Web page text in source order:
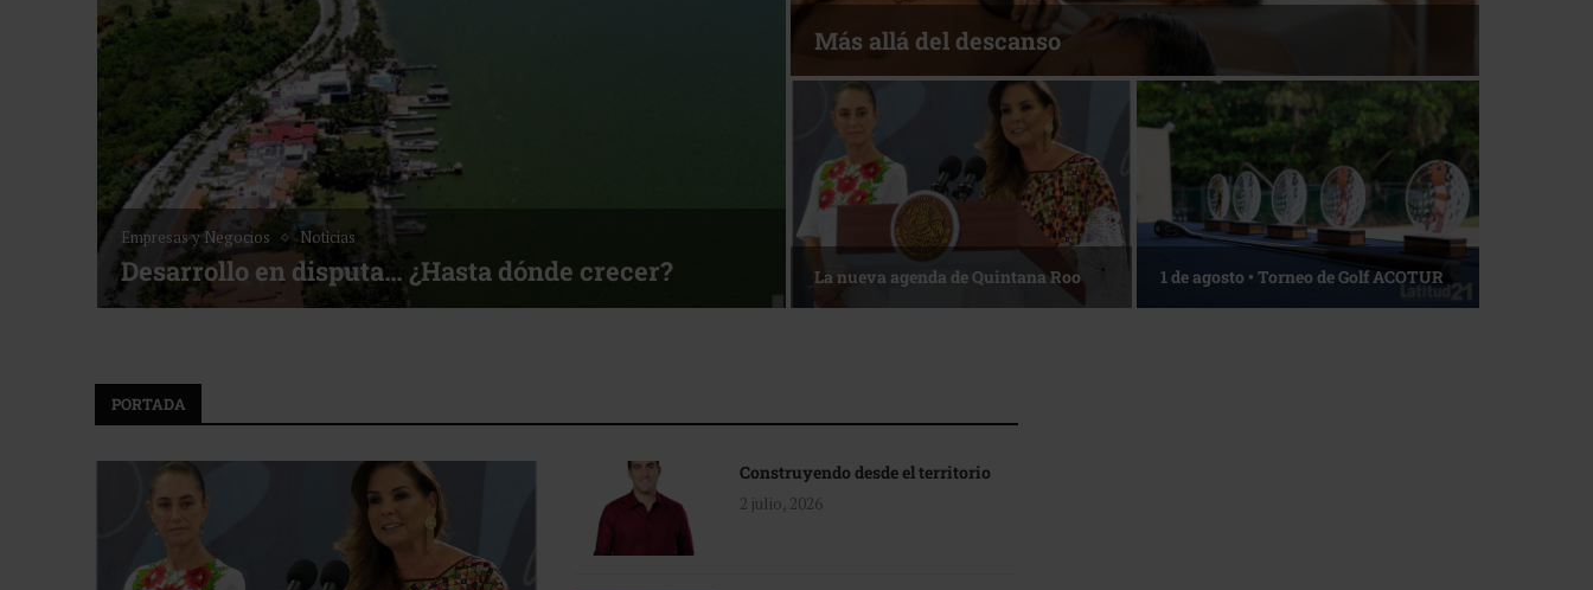
Noticias
Bottega, un viaje servido a la mesa
Energía que Impulsa la competitividad
Reconocimiento de viajeros La esencia del servicio
PORTADA
Construyendo desde el territorio
2 julio, 2026